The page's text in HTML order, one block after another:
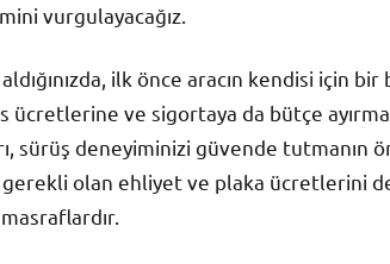
vurgulayacağız.
ilk önce aracın kendisi için bir
ücretlerine ve sigortaya da bütçe
sürüş deneyiminizi güvende tutmanın
olan ehliyet ve plaka ücretlerini de